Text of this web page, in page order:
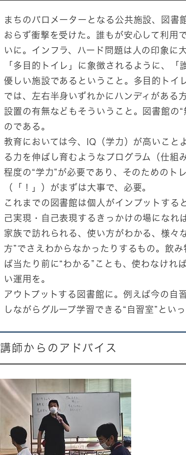
まちのバロメーターとなる公共施設、図書
おらず衝撃を受けた。誰もが安心して利用
いに。インフラ、ハード問題は人の印象に
「多目的トイレ」に象徴されるように、
優しい施設であるということ。多目的トイ
では、左右半身いずれかにハンディがある
設置の有無などもそういうこと。図書館の
のである。
教育においては今、IQ（学力）が高いこと
る力を伸ばし育むようなプログラム（仕組
程度の“学力”が必要であり、そのためのト
（「！」）がまずは大事で、必要。
これまでの図書館は個人がインプットする
己実現・自己表現するきっかけの場になれ
家族で訪れられる、使い方がわかる、様々
方”でさえわからなかったりするもの。飲
ば当たり前に“わかる”ことも、使わなけれ
い運用を。
アウトプットする図書館に。例えば今の自
しながらグループ学習できる“自習室”とい
講師からのアドバイス